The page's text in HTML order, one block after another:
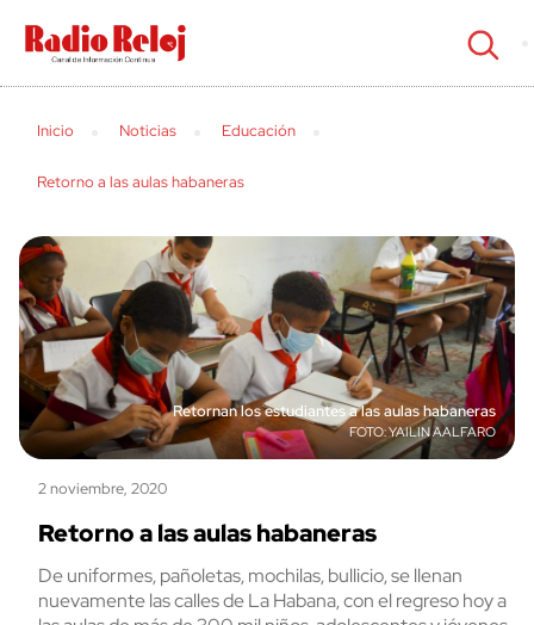
cerrar
Inicio Noticias Educación
Retorno a las aulas habaneras
Retornan los estudiantes a las aulas habaneras
YAILIN AALFARO
2 noviembre, 2020
Retorno a las aulas habaneras
De uniformes, pañoletas, mochilas, bullicio, se llenan
nuevamente las calles de La Habana, con el regreso hoy a